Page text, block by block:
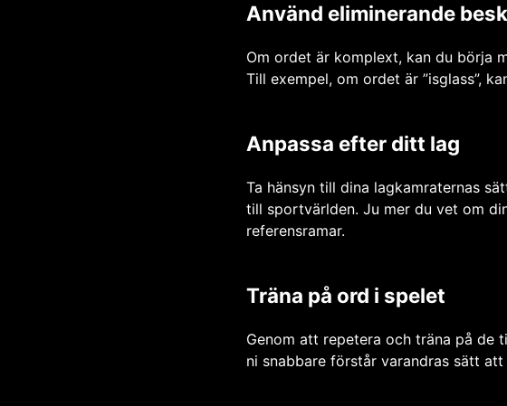
Använd eliminerande
Om ordet är komplext, kan du börja
Till exempel, om ordet är ”isglass”,
Anpassa efter ditt lag
Ta hänsyn till dina lagkamraternas
till sportvärlden. Ju mer du vet om
referensramar.
Träna på ord i spelet
Genom att repetera och träna på de
ni snabbare förstår varandras sätt